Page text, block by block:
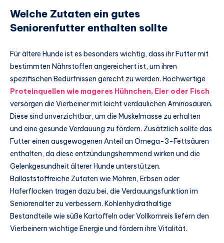
Welche Zutaten ein gutes
Seniorenfutter enthalten sollte
Für ältere Hunde ist es besonders wichtig, dass ihr Futter mit
bestimmten Nährstoffen angereichert ist, um ihren
spezifischen Bedürfnissen gerecht zu werden. Hochwertige
Proteinquellen wie mageres Hühnchen, Eier oder Fisch
versorgen die Vierbeiner mit leicht verdaulichen Aminosäuren.
Diese sind unverzichtbar, um die Muskelmasse zu erhalten
und eine gesunde Verdauung zu fördern. Zusätzlich sollte das
Futter einen ausgewogenen Anteil an Omega-3-Fettsäuren
enthalten, da diese entzündungshemmend wirken und die
Gelenkgesundheit älterer Hunde unterstützen.
Ballaststoffreiche Zutaten wie Möhren, Erbsen oder
Haferflocken tragen dazu bei, die Verdauungsfunktion im
Seniorenalter zu verbessern. Kohlenhydrathaltige
Bestandteile wie süße Kartoffeln oder Vollkornreis liefern den
Vierbeinern wichtige Energie und fördern ihre Vitalität.